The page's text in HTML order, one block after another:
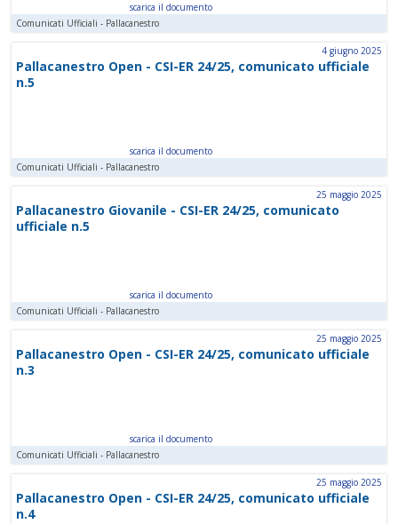
scarica il documento
Comunicati Ufficiali - Pallacanestro
4 giugno 2025
Pallacanestro Open - CSI-ER 24/25, comunicato ufficiale
n.5
scarica il documento
Comunicati Ufficiali - Pallacanestro
25 maggio 2025
Pallacanestro Giovanile - CSI-ER 24/25, comunicato
ufficiale n.5
scarica il documento
Comunicati Ufficiali - Pallacanestro
25 maggio 2025
Pallacanestro Open - CSI-ER 24/25, comunicato ufficiale
n.3
scarica il documento
Comunicati Ufficiali - Pallacanestro
25 maggio 2025
Pallacanestro Open - CSI-ER 24/25, comunicato ufficiale
n.4